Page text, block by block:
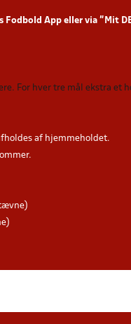
Fodbold App eller via ”Mit
For hver tre mål ekstra et
af hjemmeholdet.